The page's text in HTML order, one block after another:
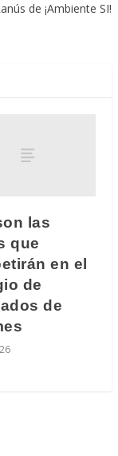
de ¡Ambiente SI!
las
que
en el
de
de